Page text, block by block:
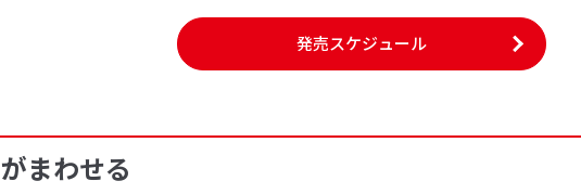
発売スケジュール
がまわせる